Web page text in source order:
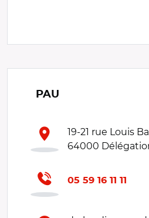
PAU
19-21 rue Louis
64000
05 59 16 11 11